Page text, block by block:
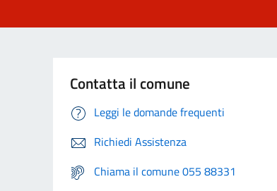
Contatta il comune
Leggi le domande frequenti
Richiedi Assistenza
Chiama il comune 055 88331